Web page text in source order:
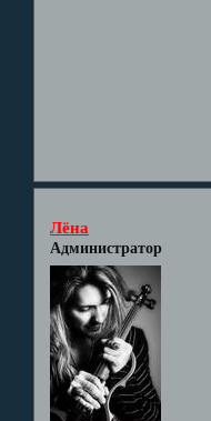
Лёна
Администратор